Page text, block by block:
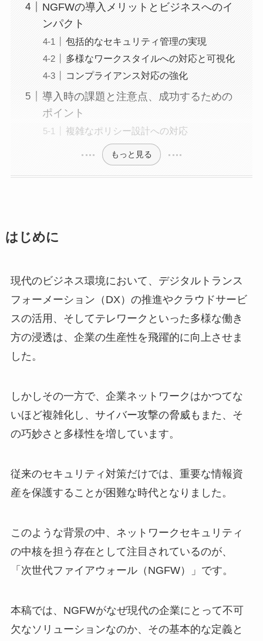
NGFWの導入メリットとビジネスへのイ
ンパクト
包括的なセキュリティ管理の実現
多様なワークスタイルへの対応と可視化
コンプライアンス対応の強化
導入時の課題と注意点、成功するための
ポイント
複雑なポリシー設計への対応
もっと見る
はじめに
現代のビジネス環境において、デジタルトランス
フォーメーション（DX）の推進やクラウドサービ
スの活用、そしてテレワークといった多様な働き
方の浸透は、企業の生産性を飛躍的に向上させま
した。
しかしその一方で、企業ネットワークはかつてな
いほど複雑化し、サイバー攻撃の脅威もまた、そ
の巧妙さと多様性を増しています。
従来のセキュリティ対策だけでは、重要な情報資
産を保護することが困難な時代となりました。
このような背景の中、ネットワークセキュリティ
の中核を担う存在として注目されているのが、
「次世代ファイアウォール（NGFW）」です。
本稿では、NGFWがなぜ現代の企業にとって不可
欠なソリューションなのか、その基本的な定義と